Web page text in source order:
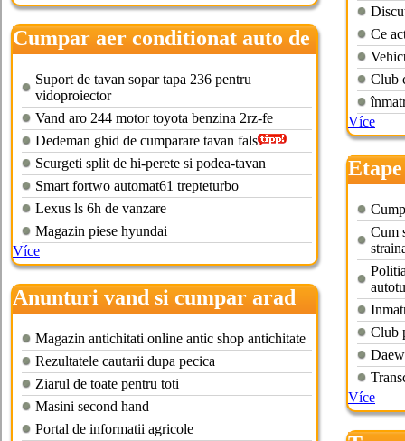
Cumpar aer conditionat auto de
plafon
Suport de tavan sopar tapa 236 pentru
vidoproiector
Vand aro 244 motor toyota benzina 2rz-fe
Dedeman ghid de cumparare tavan fals
Scurgeti split de hi-perete si podea-tavan
Smart fortwo automat61 trepteturbo
Lexus ls 6h de vanzare
Magazin piese hyundai
Více
Anunturi vand si cumpar arad
Magazin antichitati online antic shop antichitate
Rezultatele cautarii dupa pecica
Ziarul de toate pentru toti
Masini second hand
Portal de informatii agricole
Ce
Club
Více
hand
Cum
Club
Více